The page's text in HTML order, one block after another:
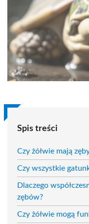
Spis treści
Czy żółwie mają
Czy wszystkie
Dlaczego
zębów?
Czy żółwie mogą